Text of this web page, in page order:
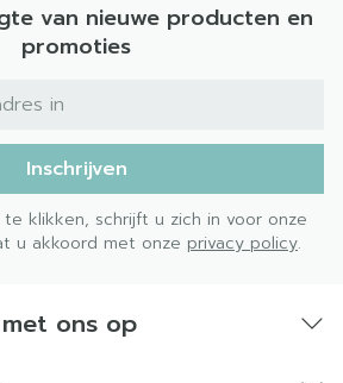
dezelfde dosering
aanpassen (inclusief
functie van de klinische
van nieuwe producten en
promoties
Inschrijven
te klikken, schrijft u zich in voor onze
u akkoord met onze privacy policy.
ons op